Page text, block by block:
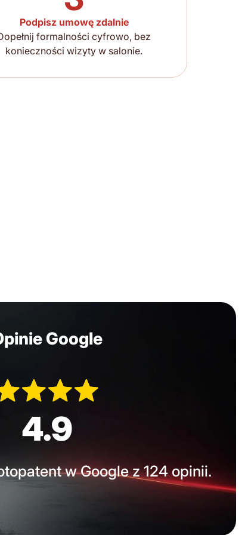
Podpisz umowę zdalnie
formalności cyfrowo, bez
konieczności wizyty w salonie.
Google
4.9
w Google z 124 opinii.